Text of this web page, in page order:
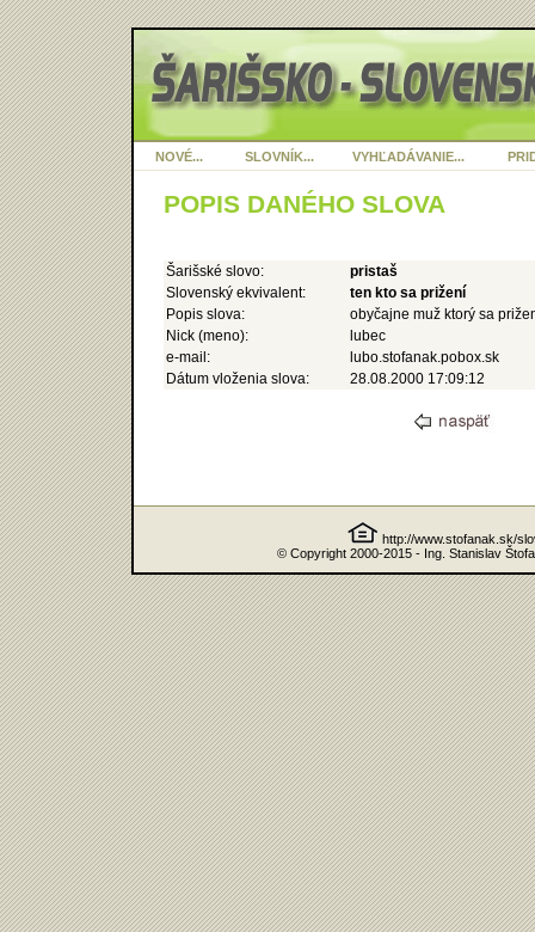
NOVÉ... SLOVNÍK... VYHĽADÁVANIE...
POPIS DANÉHO SLOVA
Šarišské slovo:
pristaš
Slovenský ekvivalent:
ten kto sa prižení
Popis slova:
obyčajne muž ktorý sa
Nick (meno):
lubec
e-mail:
lubo.stofanak.pobox.sk
Dátum vloženia slova:
28.08.2000 17:09:12
http://www.stofanak.sk/
© Copyright 2000-2015 - Ing. Stanislav